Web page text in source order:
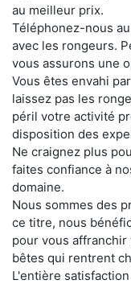
au meilleur prix.
Téléphonez-nous
avec les rongeurs.
vous assurons une
Vous êtes envahi
laissez pas les
péril votre activité
disposition des
Ne craignez plus
faites confiance à
domaine.
Nous sommes des
ce titre, nous
pour vous
bêtes qui rentrent
L'entière